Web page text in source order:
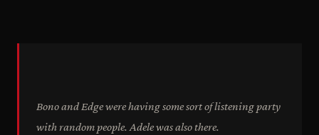
Bono and Edge were having some sort of listening party
with random people. Adele was also there.